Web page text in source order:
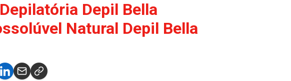
Depil Bella
Natural Depil Bella